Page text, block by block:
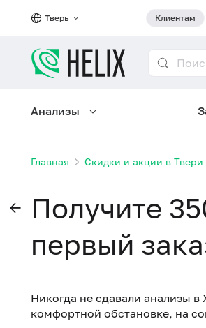
Тверь Клиентам
Анализы
Главная Скидки и акции в Твери
Получите
первый
Никогда не сдавали анализы в
комфортной обстановке, на